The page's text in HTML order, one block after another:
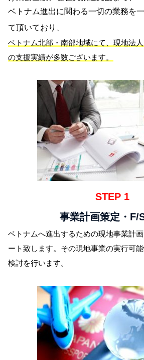
ベトナム進出に関わる一切の業務を
て頂いており、
ベトナム北部・南部地域にて、現地法
の支援実績が多数ございます。
STEP 1
事業計画策定・F/
ベトナムへ進出するための現地事業計
ート致します。その現地事業の実行可
検討を行います。